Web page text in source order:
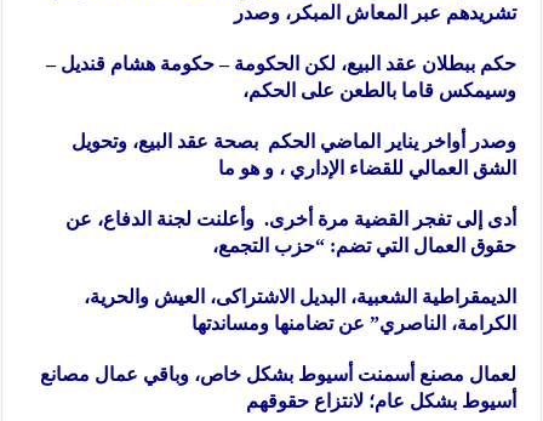
تشريدهم عبر المعاش المبكر، وصدر
حكم ببطلان عقد البيع، لكن الحكومة – حكومة هشام قنديل –
وسيمكس قاما بالطعن على الحكم،
وصدر أواخر يناير الماضي الحكم بصحة عقد البيع، وتحويل
الشق العمالي للقضاء الإداري ، و هو ما
أدى إلى تفجر القضية مرة أخرى. وأعلنت لجنة الدفاع، عن
حقوق العمال التي تضم: “حزب التجمع،
الديمقراطية الشعبية، البديل الاشتراكى، العيش والحرية،
الكرامة، الناصري” عن تضامنها ومساندتها
لعمال مصنع أسمنت أسيوط بشكل خاص، وباقي عمال مصانع
أسيوط بشكل عام؛ لانتزاع حقوقهم